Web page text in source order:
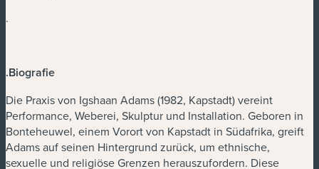
.
.Biografie
Die Praxis von Igshaan Adams (1982, Kapstadt) vereint
Performance, Weberei, Skulptur und Installation. Geboren in
Bonteheuwel, einem Vorort von Kapstadt in Südafrika, greift
Adams auf seinen Hintergrund zurück, um ethnische,
sexuelle und religiöse Grenzen herauszufordern. Diese